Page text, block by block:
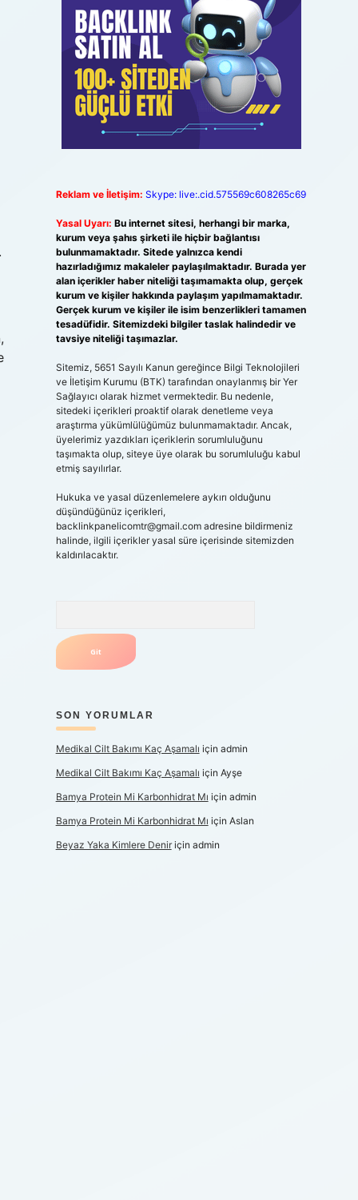
Reklam ve İletişim: Skype: live:.cid.575569c608265c69
Yasal Uyarı: Bu internet sitesi, herhangi bir marka,
kurum veya şahıs şirketi ile hiçbir bağlantısı
bulunmamaktadır. Sitede yalnızca kendi
hazırladığımız makaleler paylaşılmaktadır. Burada yer
alan içerikler haber niteliği taşımamakta olup, gerçek
kurum ve kişiler hakkında paylaşım yapılmamaktadır.
Gerçek kurum ve kişiler ile isim benzerlikleri tamamen
tesadüfidir. Sitemizdeki bilgiler taslak halindedir ve
tavsiye niteliği taşımazlar.
Sitemiz, 5651 Sayılı Kanun gereğince Bilgi Teknolojileri
ve İletişim Kurumu (BTK) tarafından onaylanmış bir Yer
Sağlayıcı olarak hizmet vermektedir. Bu nedenle,
sitedeki içerikleri proaktif olarak denetleme veya
araştırma yükümlülüğümüz bulunmamaktadır. Ancak,
üyelerimiz yazdıkları içeriklerin sorumluluğunu
taşımakta olup, siteye üye olarak bu sorumluluğu kabul
etmiş sayılırlar.
Hukuka ve yasal düzenlemelere aykırı olduğunu
düşündüğünüz içerikleri,
backlinkpanelicomtr@gmail.comadresine bildirmeniz
halinde, ilgili içerikler yasal süre içerisinde sitemizden
kaldırılacaktır.
SON YORUMLAR
Medikal Cilt Bakımı Kaç Aşamalı için admin
Medikal Cilt Bakımı Kaç Aşamalı için Ayşe
Bamya Protein Mi Karbonhidrat Mı için admin
Bamya Protein Mi Karbonhidrat Mı için Aslan
Beyaz Yaka Kimlere Deniriçin admin